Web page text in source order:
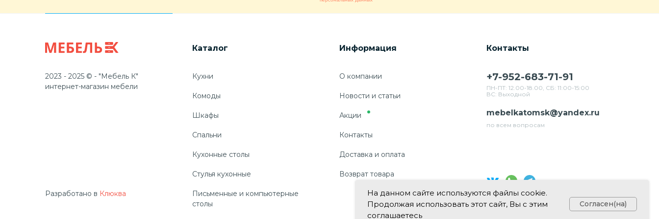
+7-952-683-71-91
ПН-ПТ: 12.00-18.00, СБ: 11:00-15:00
ВС: Выходной
Каталог Информация Контакты
Разработано в Клюква
Кухни
Комоды
Шкафы
Спальни
Кухонные столы
Стулья кухонные
Письменные и компьютерные
столы
mebelkatomsk@yandex.ru
по всем вопросам
2023 - 2025 © - "Мебель К"
интернет-магазин мебели
Свяжитесь с нами в соц. сетях
О компании
Новости и статьи
Акции
Контакты
Доставка и оплата
Возврат товара
На данном сайте используются файлы cookie.
Продолжая использовать этот сайт, Вы с этим
соглашаетесь
Согласен(на)